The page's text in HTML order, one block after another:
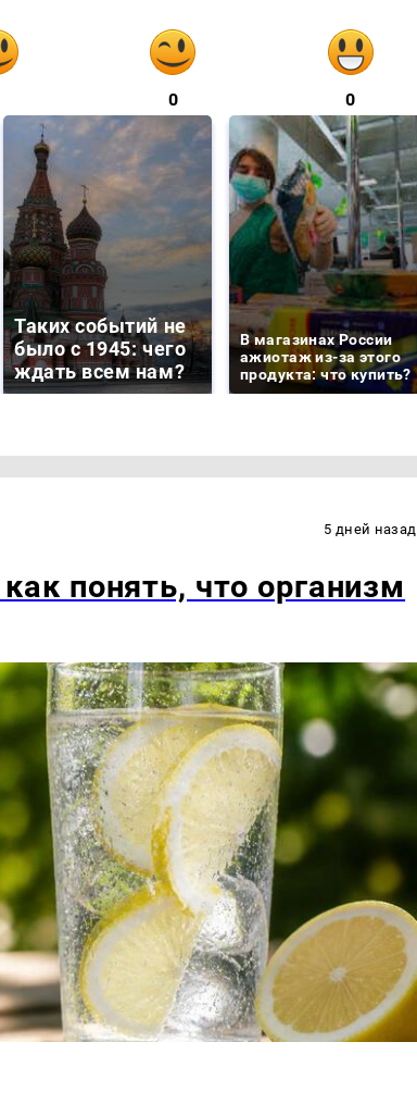
0 0
Таких событий не
было с 1945: чего
ждать всем нам?
В магазинах России
ажиотаж из-за этого
продукта: что купить?
5 дней назад
понять, что организм